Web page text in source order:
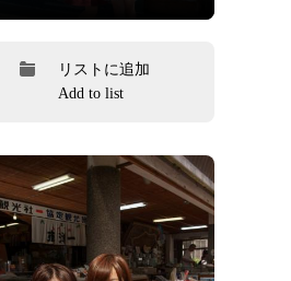
リストに追加
Add to list